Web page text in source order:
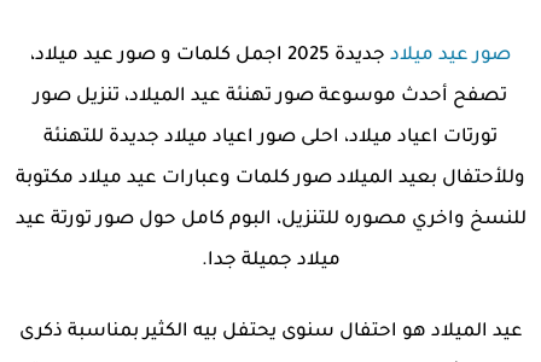
صور عيد ميلاد
جديدة 2025 اجمل كلمات و صور عيد ميلاد،
تصفح أحدث موسوعة صور تهنئة عيد الميلاد، تنزيل صور
تورتات اعياد ميلاد، احلى صور اعياد ميلاد جديدة للتهنئة
وللأحتفال بعيد الميلاد صور كلمات وعبارات عيد ميلاد مكتوبة
للنسخ واخري مصوره للتنزيل، البوم كامل حول صور تورتة عيد
ميلاد جميلة جدا.
عيد الميلاد هو احتفال سنوى يحتفل بيه الكثير بمناسبة ذكرى